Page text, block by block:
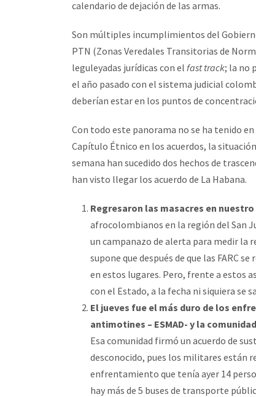
calendario de dejación de las armas.
Son múltiples incumplimientos del
PTN (Zonas Veredales Transitorias de
leguleyadas jurídicas con el fast track; la no
el año pasado con el sistema judicial
deberían estar en los puntos de
Con todo este panorama no se ha tenido
Capítulo Étnico en los acuerdos, la
semana han sucedido dos hechos de
han visto llegar los acuerdo de La Habana.
Regresaron las masacres en
afrocolombianos en la región del San
un campanazo de alerta para medir la
supone que después de que las FARC
en estos lugares. Pero, frente a estos
con el Estado, a la fecha ni siquiera se
El jueves fue el más duro de los
antimotines – ESMAD- y la
Esa comunidad firmó un acuerdo de
desconocido, pues los militares están
enfrentamiento que tenía ayer 14
hay más de 5 buses de transporte